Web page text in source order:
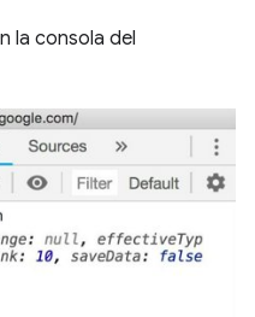
la consola del